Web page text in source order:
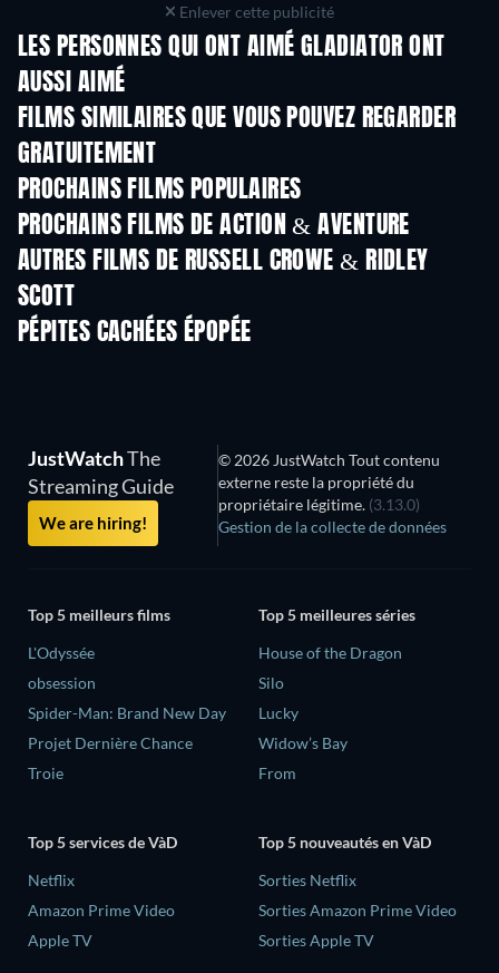
Enlever cette publicité
LES PERSONNES QUI ONT AIMÉ GLADIATOR ONT
AUSSI AIMÉ
FILMS SIMILAIRES QUE VOUS POUVEZ REGARDER
GRATUITEMENT
PROCHAINS FILMS POPULAIRES
PROCHAINS FILMS DE ACTION & AVENTURE
AUTRES FILMS DE RUSSELL CROWE & RIDLEY
SCOTT
PÉPITES CACHÉES ÉPOPÉE
JustWatchThe
Streaming Guide
We are hiring!
© 2026 JustWatch Tout contenu
externe reste la propriété du
propriétaire légitime. (3.13.0)
Gestion de la collecte de données
Top 5 meilleurs films
L'Odyssée
obsession
Spider-Man: Brand New Day
Projet Dernière Chance
Troie
Top 5 meilleures séries
House of the Dragon
Silo
Lucky
Widow’s Bay
From
Top 5 services de VàD
Netflix
Amazon Prime Video
Apple TV
Top 5 nouveautés en VàD
Sorties Netflix
Sorties Amazon Prime Video
Sorties Apple TV